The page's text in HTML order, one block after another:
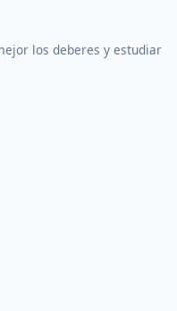
los deberes y estudiar